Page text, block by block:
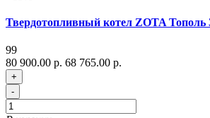
Твердотопливный котел ZOTA
99
80 900.00 р. 68 765.00 р.
+
-